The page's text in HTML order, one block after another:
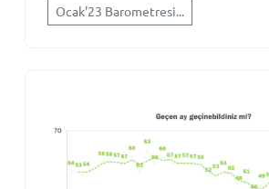
Ocak'23 Barometresi...